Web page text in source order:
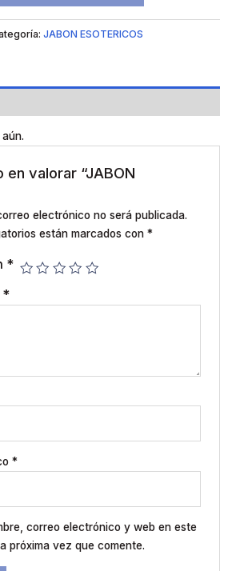
JABON ESOTERICOS
en valorar “JABON
electrónico no será publicada.
están marcados con *
*
*
*
correo electrónico y web en este
próxima vez que comente.